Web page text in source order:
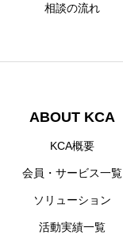
相談の流れ
ABOUT KCA
KCA概要
会員・サービス一覧
ソリューション
活動実績一覧